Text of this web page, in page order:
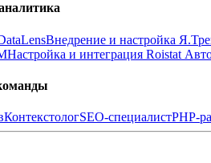
Внедрение и настройка
Настройка и интеграция Roistat
КонтекстологSEO-специалистPHP-